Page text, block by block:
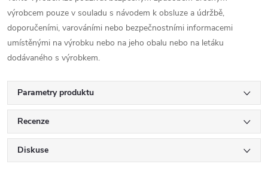
výrobcem pouze v souladu s návodem k obsluze a údržbě,
doporučeními, varováními nebo bezpečnostními informacemi
umístěnými na výrobku nebo na jeho obalu nebo na letáku
dodávaného s výrobkem.
Parametry produktu
Recenze
Diskuse